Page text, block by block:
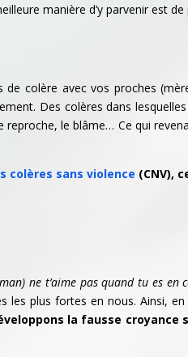
manière d’y parvenir est de
de colère avec vos proches
Des colères dans
le blâme… Ce qui
colères sans violence (CNV),
ne t’aime pas quand tu es en
les plus fortes en nous. Ainsi,
la fausse croyance